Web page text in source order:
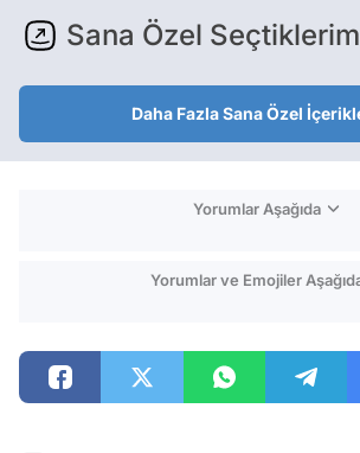
Sana Özel
Daha Fazla Sana Özel
Yorumlar Aşağıda
Yorumlar ve Emojiler